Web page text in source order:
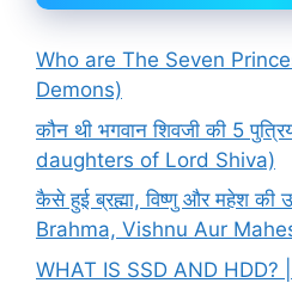
Who are The Seven
Demons)
कौन थी भगवान शिवजी की 5
daughters of Lord Shiva)
कैसे हुई ब्रह्मा, विष्णु और महेश की
Brahma, Vishnu Aur
WHAT IS SSD AND HDD?